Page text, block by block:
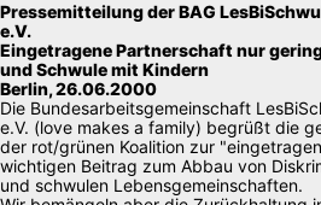
Pressemitteilung der BAG
e.V.
Eingetragene Partnerschaft nur
und Schwule mit Kindern
Berlin, 26.06.2000
Die Bundesarbeitsgemeinschaft
e.V. (love makes a family) begrüßt die
der rot/grünen Koalition zur
wichtigen Beitrag zum Abbau von
und schwulen Lebensgemeinschaften.